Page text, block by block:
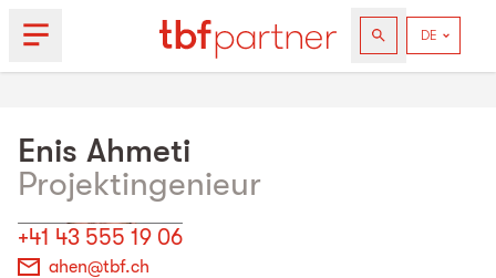
Enis Ahmeti
Projektingenieur
+41 43 555 19 06
ahen@tbf.ch